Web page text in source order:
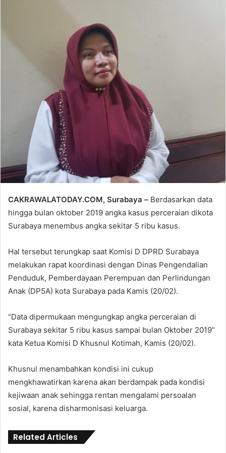
CAKRAWALATODAY.COM, Surabaya – Berdasarkan data
hingga bulan oktober 2019 angka kasus perceraian dikota
Surabaya menembus angka sekitar 5 ribu kasus.
Hal tersebut terungkap saat Komisi D DPRD Surabaya
melakukan rapat koordinasi dengan Dinas Pengendalian
Penduduk, Pemberdayaan Perempuan dan Perlindungan
Anak (DP5A) kota Surabaya pada Kamis (20/02).
“Data dipermukaan mengungkap angka perceraian di
Surabaya sekitar 5 ribu kasus sampai bulan Oktober 2019”
kata Ketua Komisi D Khusnul Kotimah, Kamis (20/02).
Khusnul menambahkan kondisi ini cukup
mengkhawatirkan karena akan berdampak pada kondisi
kejiwaan anak sehingga rentan mengalami persoalan
sosial, karena disharmonisasi keluarga.
Related Articles